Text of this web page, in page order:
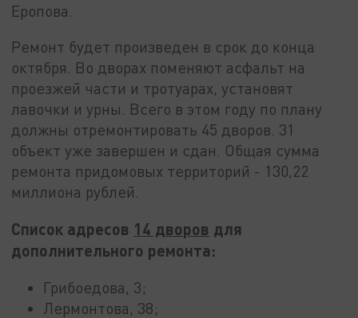
Еропова.
Ремонт будет произведен в срок до конца
октября. Во дворах поменяют асфальт на
проезжей части и тротуарах, установят
лавочки и урны. Всего в этом году по плану
должны отремонтировать 45 дворов. 31
объект уже завершен и сдан. Общая сумма
ремонта придомовых территорий - 130,22
миллиона рублей.
Список адресов 14 дворов для
дополнительного ремонта:
Грибоедова, 3;
Лермонтова, 38;